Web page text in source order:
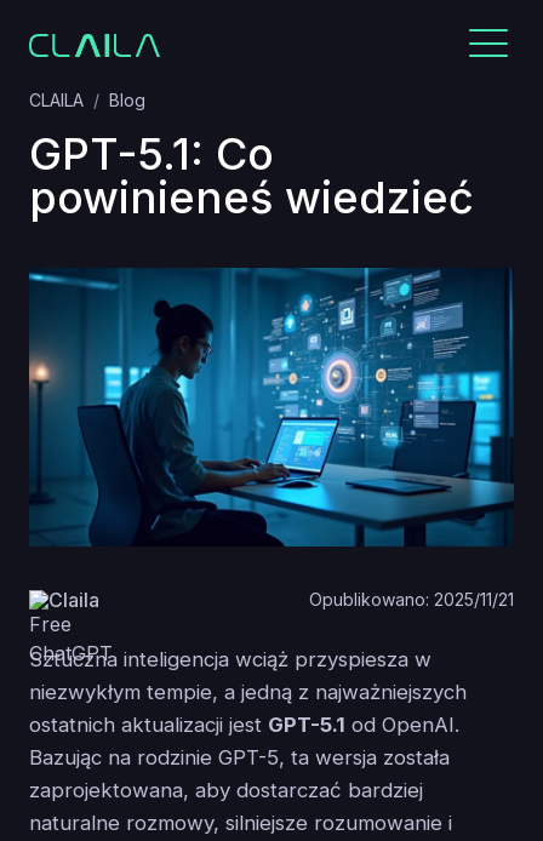
CLAILA Blog
GPT-5.1: Co
powinieneś wiedzieć
Claila Opublikowano: 2025/11/21
Sztuczna inteligencja wciąż przyspiesza w
niezwykłym tempie, a jedną z najważniejszych
ostatnich aktualizacji jest GPT-5.1 od OpenAI.
Bazując na rodzinie GPT-5, ta wersja została
zaprojektowana, aby dostarczać bardziej
naturalne rozmowy, silniejsze rozumowanie i